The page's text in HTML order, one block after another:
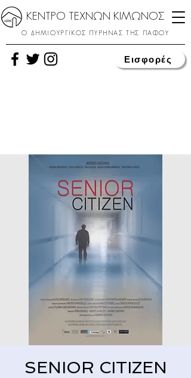
ΚΕΝΤΡΟ ΤΕΧΝΩΝ ΚΙΜΩΝΟΣ
Ο ΔΗΜΙΟΥΡΓΙΚΟΣ ΠΥΡΗΝΑΣ ΤΗΣ ΠΑΦΟΥ
Εισφορές
SENIOR CITIZEN